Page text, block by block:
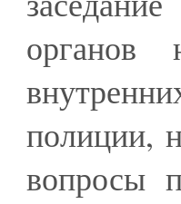
органов
полиции,
вопросы